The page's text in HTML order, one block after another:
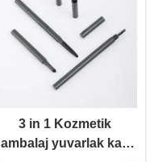
3 in 1 Kozmetik
ambalaj yuvarlak kaş